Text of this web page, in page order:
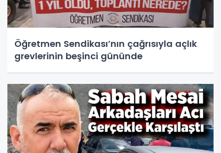
Öğretmen Sendikası’nın çağrısıyla açlık
grevlerinin beşinci gününde